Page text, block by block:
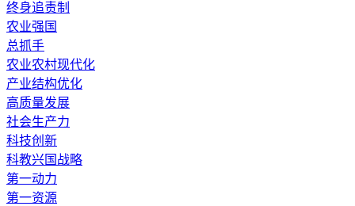
终身追责制
农业强国
总抓手
农业农村现代化
产业结构优化
高质量发展
社会生产力
科技创新
科教兴国战略
第一动力
第一资源